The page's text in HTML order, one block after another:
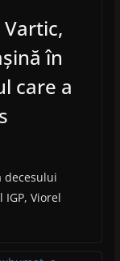
în
care a
decesului
Viorel